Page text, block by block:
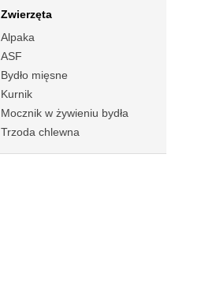
Zwierzęta
Alpaka
ASF
Bydło mięsne
Kurnik
Mocznik w żywieniu bydła
Trzoda chlewna